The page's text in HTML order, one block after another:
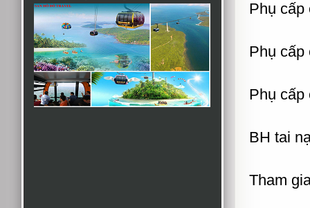
Phụ cấp
Phụ cấp
Phụ cấp
BH tai
Tham